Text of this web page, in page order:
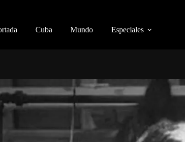
Cuba Mundo Especiales